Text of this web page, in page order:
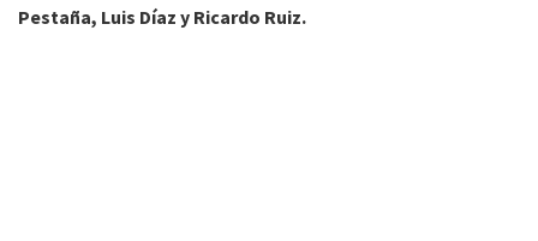
Pestaña, Luis Díaz y Ricardo Ruiz.